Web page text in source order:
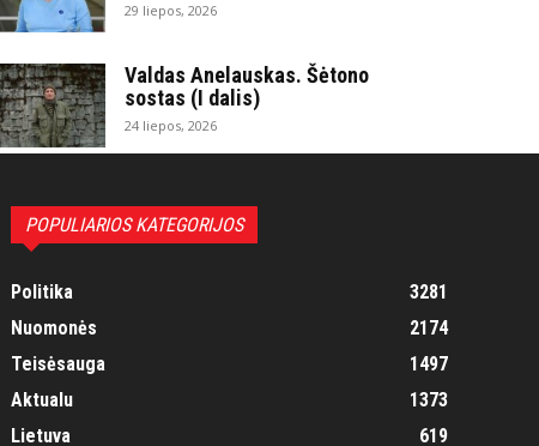
29 liepos, 2026
Valdas Anelauskas. Šėtono
sostas (I dalis)
24 liepos, 2026
POPULIARIOS KATEGORIJOS
Politika
3281
Nuomonės
2174
Teisėsauga
1497
Aktualu
1373
Lietuva
619